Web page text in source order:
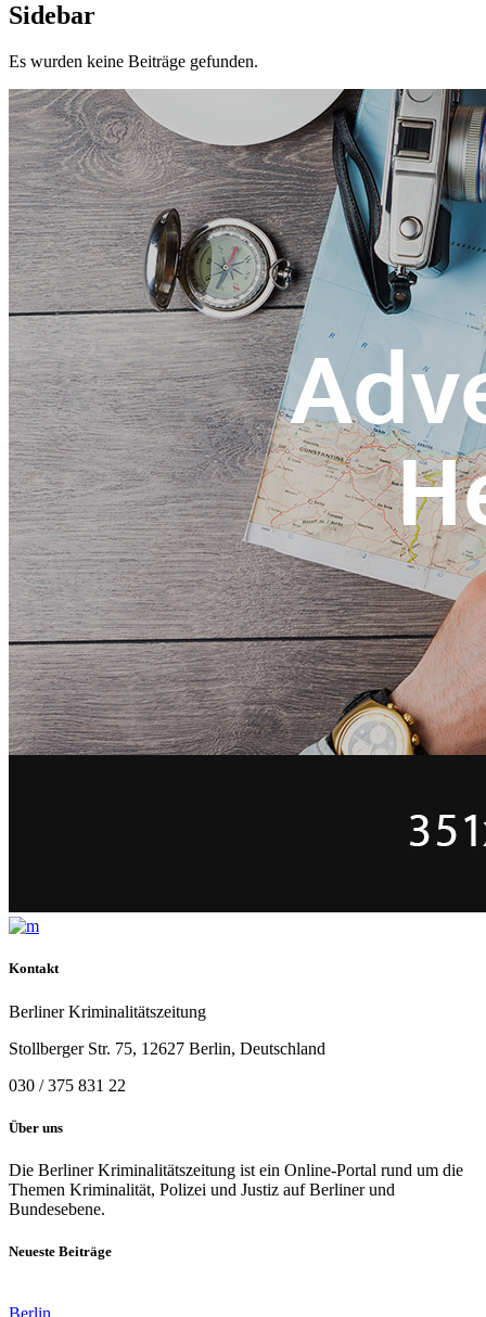
Sidebar
Es wurden keine Beiträge gefunden.
Kontakt
Berliner Kriminalitätszeitung
Stollberger Str. 75, 12627 Berlin, Deutschland
030 / 375 831 22
Über uns
Die Berliner Kriminalitätszeitung ist ein Online-Portal rund um die
Themen Kriminalität, Polizei und Justiz auf Berliner und
Bundesebene.
Neueste Beiträge